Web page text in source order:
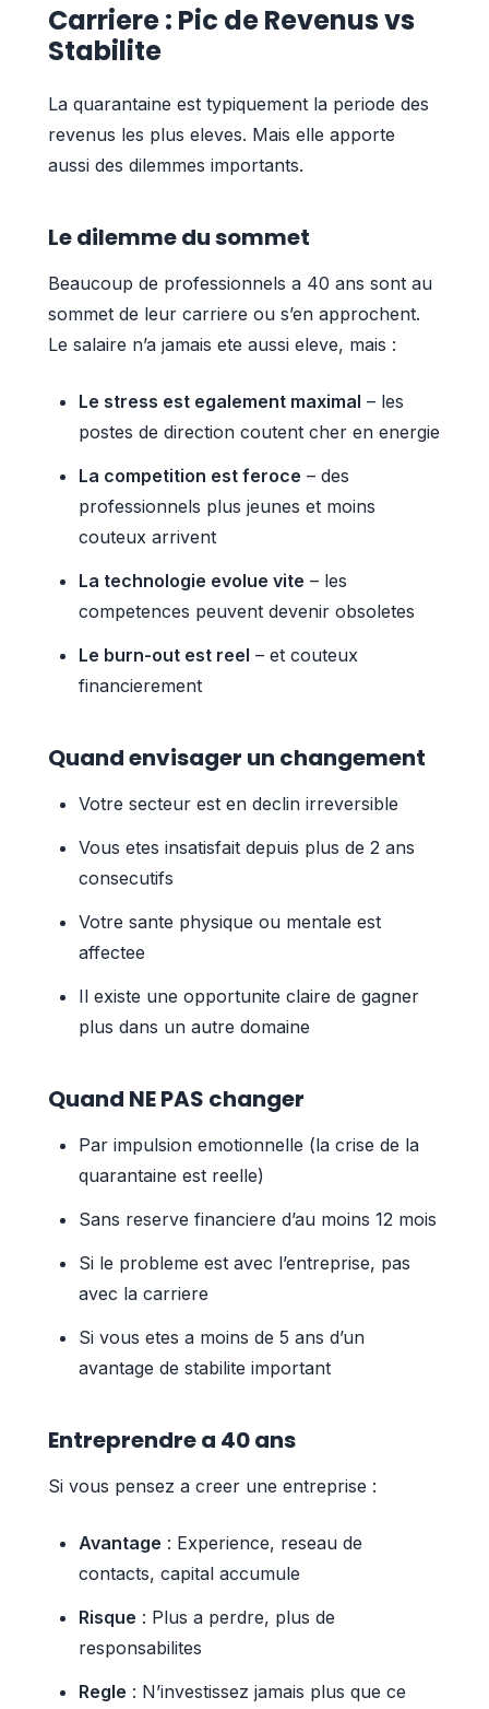
Carriere : Pic de Revenus vs
Stabilite
La quarantaine est typiquement la periode des
revenus les plus eleves. Mais elle apporte
aussi des dilemmes importants.
Le dilemme du sommet
Beaucoup de professionnels a 40 ans sont au
sommet de leur carriere ou s’en approchent.
Le salaire n’a jamais ete aussi eleve, mais :
Le stress est egalement maximal – les
postes de direction coutent cher en energie
La competition est feroce – des
professionnels plus jeunes et moins
couteux arrivent
La technologie evolue vite – les
competences peuvent devenir obsoletes
Le burn-out est reel – et couteux
financierement
Quand envisager un changement
Votre secteur est en declin irreversible
Vous etes insatisfait depuis plus de 2 ans
consecutifs
Votre sante physique ou mentale est
affectee
Il existe une opportunite claire de gagner
plus dans un autre domaine
Quand NE PAS changer
Par impulsion emotionnelle (la crise de la
quarantaine est reelle)
Sans reserve financiere d’au moins 12 mois
Si le probleme est avec l’entreprise, pas
avec la carriere
Si vous etes a moins de 5 ans d’un
avantage de stabilite important
Entreprendre a 40 ans
Si vous pensez a creer une entreprise :
Avantage : Experience, reseau de
contacts, capital accumule
Risque : Plus a perdre, plus de
responsabilites
Regle : N’investissez jamais plus que ce